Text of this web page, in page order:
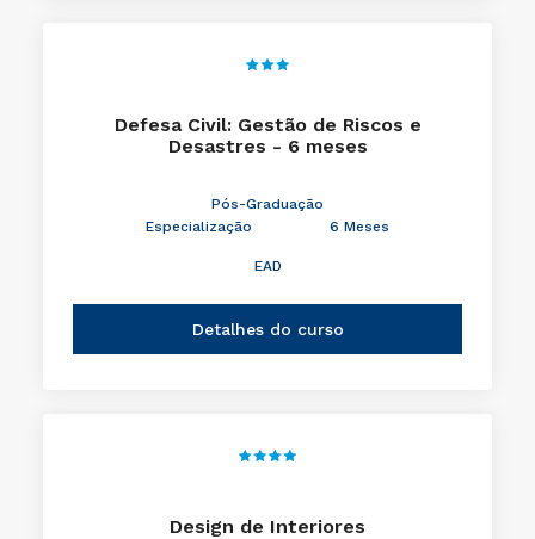
Defesa Civil: Gestão de Riscos e
Desastres - 6 meses
Pós-Graduação
Especialização
6 Meses
EAD
Detalhes do curso
Design de Interiores